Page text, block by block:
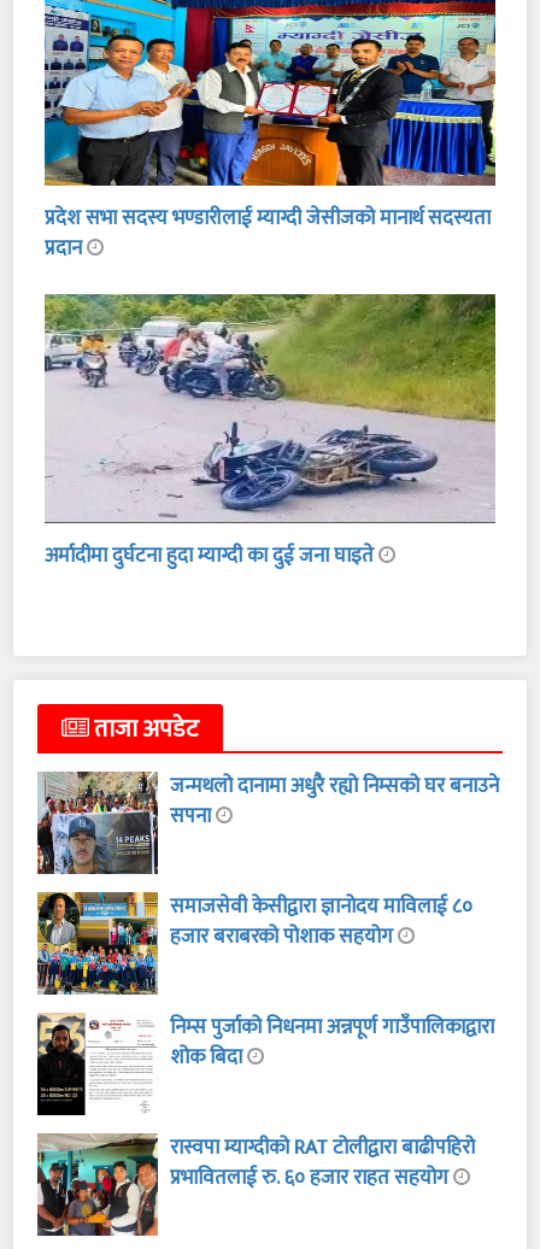
प्रदेश सभा सदस्य भण्डारीलाई म्याग्दी जेसीजको मानार्थ सदस्यता
प्रदान
अर्मादीमा दुर्घटना हुदा म्याग्दी का दुई जना घाइते
ताजा अपडेट
जन्मथलो दानामा अधुरै रह्यो निम्सको घर बनाउने
सपना
समाजसेवी केसीद्वारा ज्ञानोदय माविलाई ८०
हजार बराबरको पोशाक सहयोग
निम्स पुर्जाको निधनमा अन्नपूर्ण गाउँपालिकाद्वारा
शोक बिदा
रास्वपा म्याग्दीको RAT टोलीद्वारा बाढीपहिरो
प्रभावितलाई रु. ६० हजार राहत सहयोग